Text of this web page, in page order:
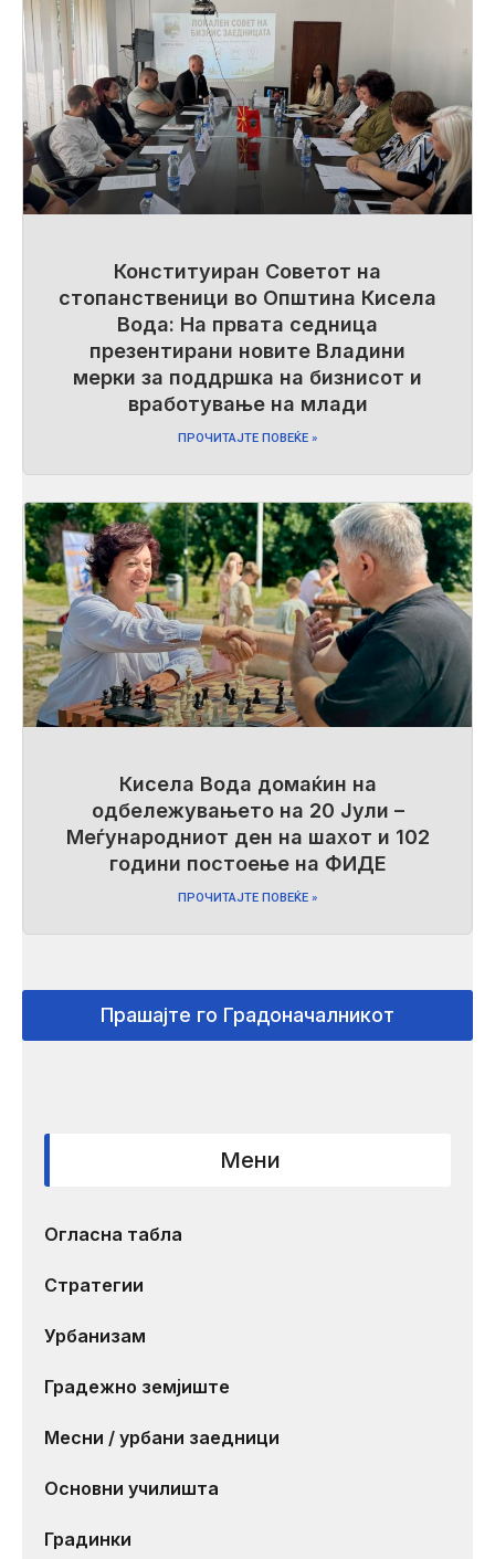
Конституиран Советот на
стопанственици во Општина Кисела
Вода: На првата седница
презентирани новите Владини
мерки за поддршка на бизнисот и
вработување на млади
ПРОЧИТАЈТЕ ПОВЕЌЕ »
Кисела Вода домаќин на
одбележувањето на 20 Јули –
Меѓународниот ден на шахот и 102
години постоење на ФИДЕ
ПРОЧИТАЈТЕ ПОВЕЌЕ »
Прашајте го Градоначалникот
Мени
Огласна табла
Стратегии
Урбанизам
Градежно земјиште
Месни / урбани заедници
Основни училишта
Градинки